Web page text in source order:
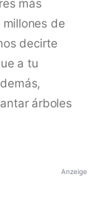
más
de
decirte
a tu
árboles
Anzeige